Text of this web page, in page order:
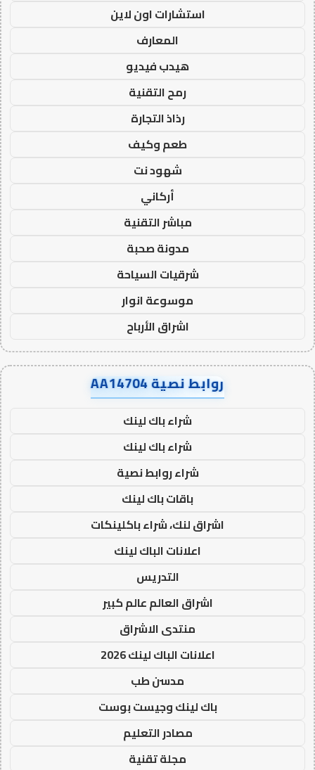
استشارات اون لاين
المعارف
هيدب فيديو
رمح التقنية
رذاذ التجارة
طعم وكيف
شهود نت
أركاني
مباشر التقنية
مدونة صحبة
شرقيات السياحة
موسوعة انوار
اشراق الأرباح
روابط نصية AA14704
شراء باك لينك
شراء باك لينك
شراء روابط نصية
باقات باك لينك
اشراق لنك، شراء باكلينكات
اعلانات الباك لينك
التدريس
اشراق العالم عالم كبير
منتدى الاشراق
اعلانات الباك لينك 2026
مدسن طب
باك لينك وجيست بوست
مصادر التعليم
مجلة تقنية